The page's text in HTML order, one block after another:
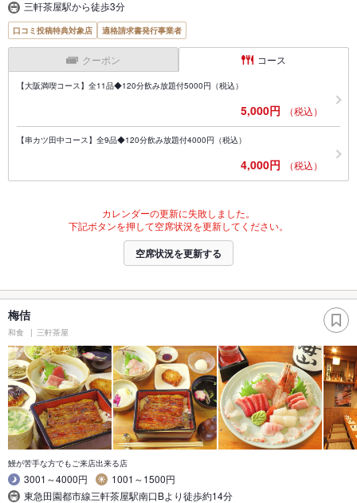
三軒茶屋駅から徒歩3分
口コミ投稿特典対象店 適格請求書発行事業者
クーポン コース
【大阪満喫コース】全11品◆120分飲み放題付5000円（税込）
5,000円 （税込）
【串カツ田中コース】全9品◆120分飲み放題付4000円（税込）
4,000円 （税込）
カレンダーの更新に失敗しました。
下記ボタンを押して空席状況を更新してください。
空席状況を更新する
梅佶
和食 三軒茶屋
鰻が苦手な方でもご来店出来る店
3001～4000円
1001～1500円
東急田園都市線三軒茶屋駅南口Bより徒歩約14分